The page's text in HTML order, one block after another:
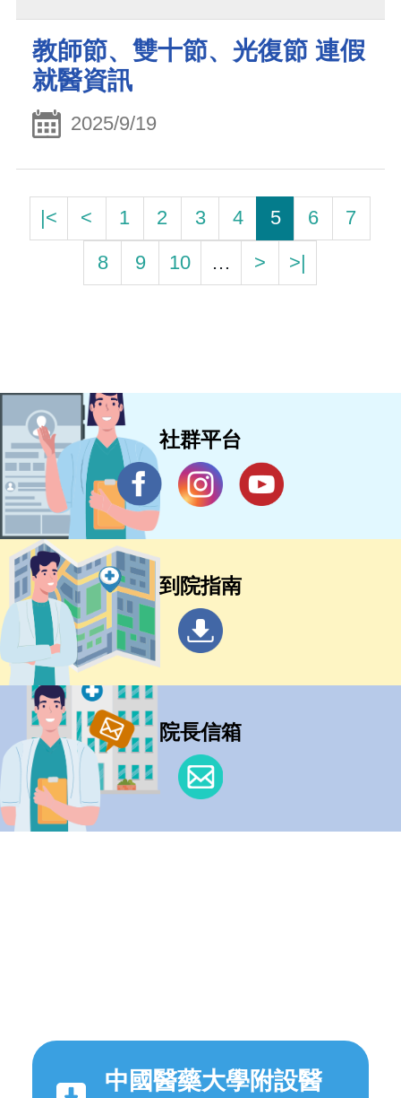
教師節、雙十節、光復節 連假
就醫資訊
2025/9/19
|< < 1 2 3 4 5 6
7
8
9 10 … > >|
社群平台
到院指南
院長信箱
中國醫藥大學附設醫